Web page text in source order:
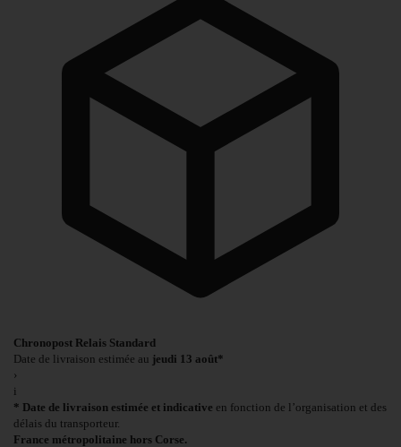
Chronopost Relais Standard
Date de livraison estimée au jeudi 13 août*
›
i
* Date de livraison estimée et indicative en fonction de l’organisation et des
délais du transporteur.
France métropolitaine hors Corse.